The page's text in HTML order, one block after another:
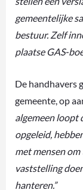
gemeentelijke
bestuur. Zelf
plaatse GAS-
De handhavers
gemeente, op
algemeen loopt
opgeleid,
met mensen om
vaststelling
hanteren.”